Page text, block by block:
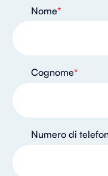
Nome*
Cognome*
Numero di